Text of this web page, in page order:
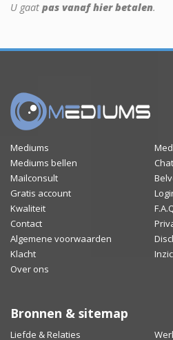
U gaat pas vanaf hier betalen.
Mediums
Mediums bellen
Mailconsult
Gratis account
Kwaliteit
Contact
Algemene voorwaarden
Klacht
Over ons
Bronnen & sitemap
Liefde & Relaties